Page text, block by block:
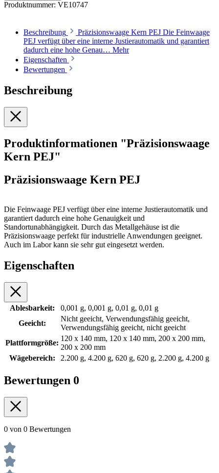
Produktnummer: VE10747
Beschreibung
Präzisionswaage Kern PEJ Die Feinwaage
PEJ verfügt über eine interne Justierautomatik und garantiert
dadurch eine hohe Genau… Mehr
Eigenschaften
Bewertungen
Beschreibung
Produktinformationen "Präzisionswaage
Kern PEJ"
Präzisionswaage Kern PEJ
Die Feinwaage PEJ verfügt über eine interne Justierautomatik und
garantiert dadurch eine hohe Genauigkeit und
Standortunabhängigkeit. Durch das Metallgehäuse ist die
Präzisionswaage perfekt für industrielle Anwendungen geeignet.
Auch im Labor kann sie sehr gut eingesetzt werden.
Eigenschaften
Ablesbarkeit:
0,001 g, 0,001 g, 0,01 g, 0,01 g
Geeicht:
Nicht geeicht, Verwendungsfähig geeicht,
Verwendungsfähig geeicht, nicht geeicht
Plattformgröße:
120 x 140 mm, 120 x 140 mm, 200 x 200 mm,
200 x 200 mm
Wägebereich:
2.200 g, 4.200 g, 620 g, 620 g, 2.200 g, 4.200 g
Bewertungen 0
0 von 0 Bewertungen